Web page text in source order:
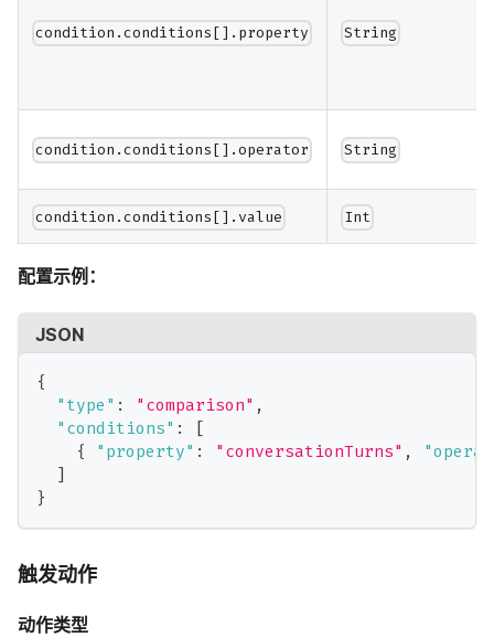
condition.conditions[].property String
condition.conditions[].operator String
condition.conditions[].value Int
配置示例：
JSON
{
"type" : "comparison" ,
"conditions" :
[
{
"property" : "conversationTurns" ,
]
}
触发动作
动作类型